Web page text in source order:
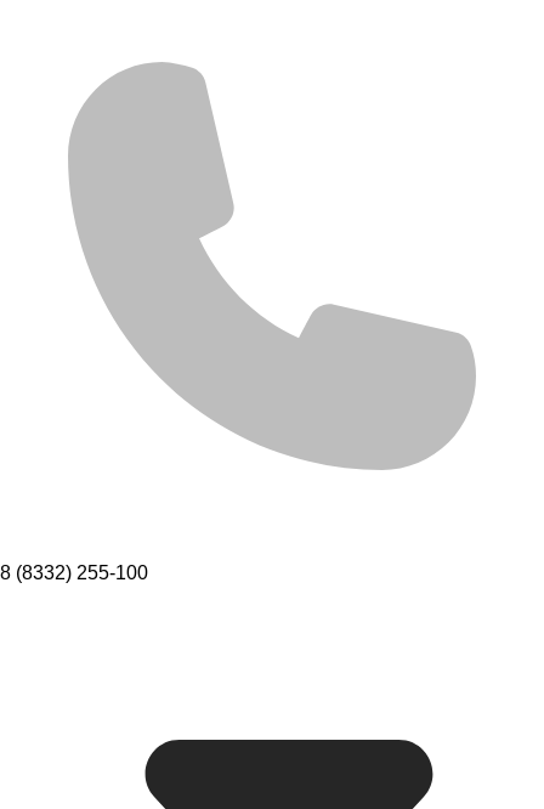
8 (8332) 255-100